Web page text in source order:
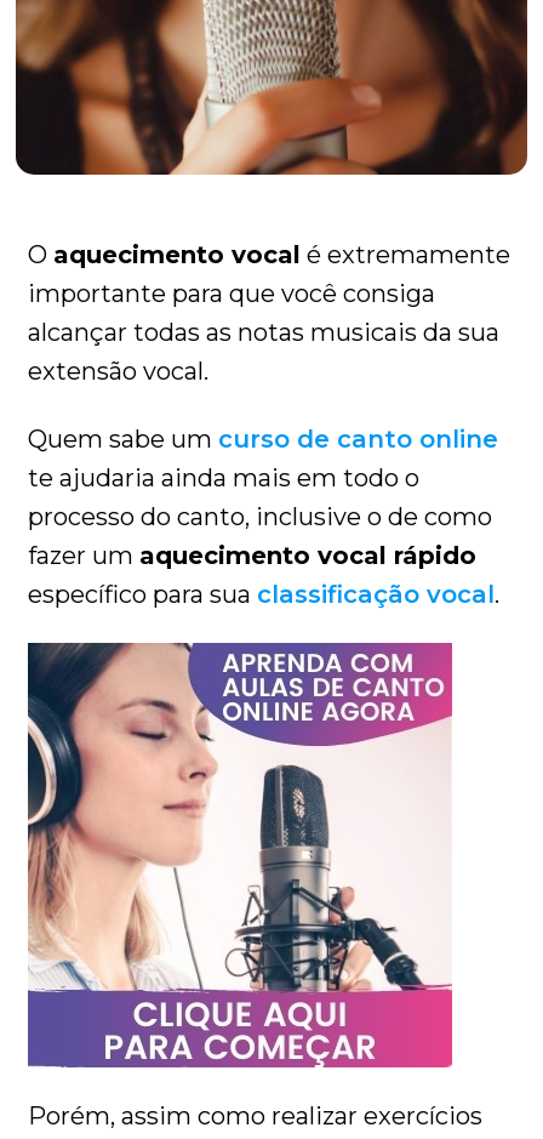
O aquecimento vocal é extremamente
importante para que você consiga
alcançar todas as notas musicais da sua
extensão vocal.
Quem sabe um curso de canto online
te ajudaria ainda mais em todo o
processo do canto, inclusive o de como
fazer um aquecimento vocal rápido
específico para sua classificação vocal.
Porém, assim como realizar exercícios